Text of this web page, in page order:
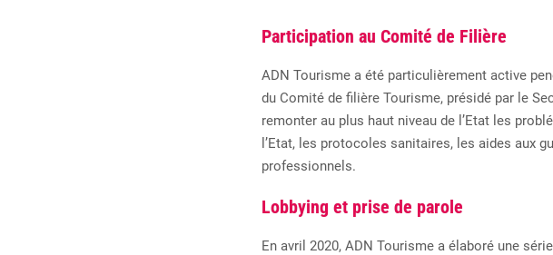
Participation au Comité de Filière
ADN Tourisme a été particulièrement active
du Comité de filière Tourisme, présidé par le
remonter au plus haut niveau de l’Etat les
l’Etat, les protocoles sanitaires, les aides aux
professionnels.
Lobbying et prise de parole
En avril 2020, ADN Tourisme a élaboré une